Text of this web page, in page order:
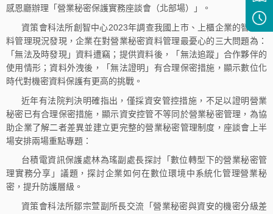
感恩廳辦理「營業秘密保護實務座談會（北部場）」。
資策會科法所創智中心2023年調查我國上市、上櫃企業的智財資
料管理現況發現，企業在對營業秘密資料管理最憂心的三大問題為：
「無法及時發現」資料遭竊；提供資料後，「無法追蹤」合作夥伴的
使用情形；資料外洩後，「無法證明」有合理保密措施，顯示數位化
時代對機密資料保護有更高的挑戰。
近年有法院判決明確指出，僅採資安管控措施，不足以證明營業
秘密已有合理保密措施，顯示資安控管不等同於營業秘密管理，為協
助企業了解二者差異並建立更完整的營業秘密管理制度，座談會上半
場安排兩場重點專題：
台積電資訊保護處林為瑤副處長探討「數位轉型下的營業秘密管
理實務分享」議題，探討企業如何在數位環境中系統化管理營業秘
密，提升防護層級。
資策會科法所鄒宗萱副所長交流「營業秘密與資安的機密分級差